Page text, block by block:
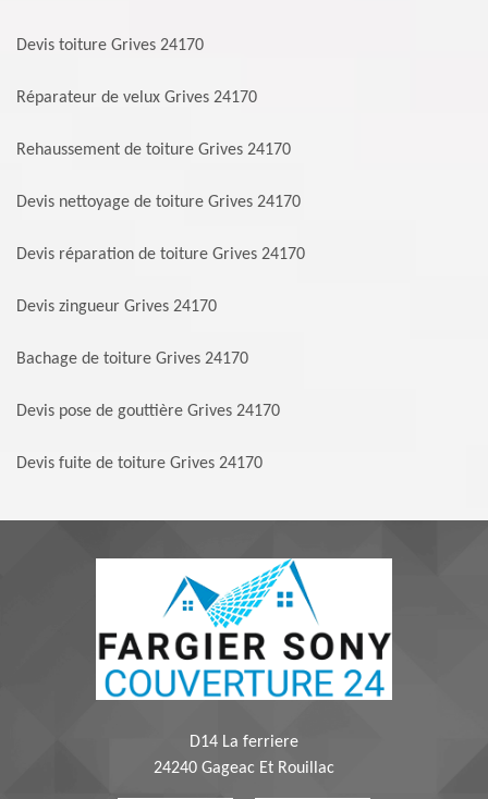
Devis toiture Grives 24170
Réparateur de velux Grives 24170
Rehaussement de toiture Grives 24170
Devis nettoyage de toiture Grives 24170
Devis réparation de toiture Grives 24170
Devis zingueur Grives 24170
Bachage de toiture Grives 24170
Devis pose de gouttière Grives 24170
Devis fuite de toiture Grives 24170
D14 La ferriere
24240 Gageac Et Rouillac